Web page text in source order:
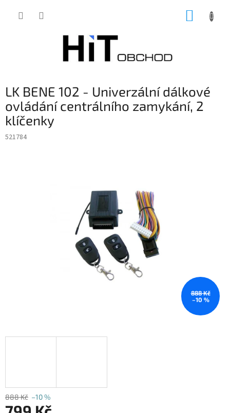
LK BENE 102 - Univerzální dálkové
ovládání centrálního zamykání, 2
klíčenky
521784
888 Kč
–10 %
888 Kč –10 %